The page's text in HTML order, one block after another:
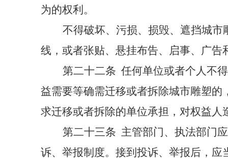
为的权利。
不得破坏、污损、损毁、遮挡城
线，或者张贴、悬挂布告、启事、广告
第二十二条 任何单位或者个人不
益需要等确需迁移或者拆除城市雕塑
求迁移或者拆除的单位承担，对权益人
第二十三条 主管部门、执法部门
诉、举报制度。接到投诉、举报后，